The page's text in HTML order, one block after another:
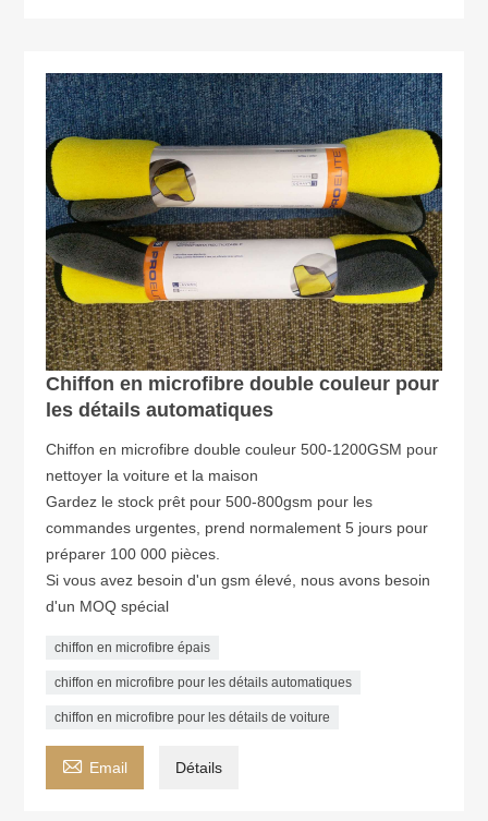
Chiffon en microfibre double couleur pour
les détails automatiques
Chiffon en microfibre double couleur 500-1200GSM pour
nettoyer la voiture et la maison
Gardez le stock prêt pour 500-800gsm pour les
commandes urgentes, prend normalement 5 jours pour
préparer 100 000 pièces.
Si vous avez besoin d'un gsm élevé, nous avons besoin
d'un MOQ spécial
chiffon en microfibre épais
chiffon en microfibre pour les détails automatiques
chiffon en microfibre pour les détails de voiture
 Email Détails